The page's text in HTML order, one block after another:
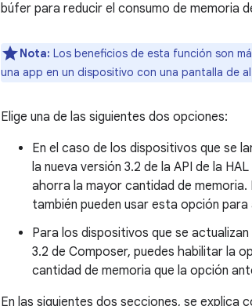
búfer para reducir el consumo de memoria
Nota: Los beneficios de esta función son
una app en un dispositivo con una pantalla de
Elige una de las siguientes dos opciones:
En el caso de los dispositivos que se
la nueva versión 3.2 de la API de la
ahorra la mayor cantidad de
también pueden usar esta opción
Para los dispositivos que se
3.2 de Composer, puedes habilitar la
cantidad de memoria que la opción
En las siguientes dos secciones, se explica